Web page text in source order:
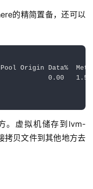
的精简置备，还可以
Origin Data%
43.87g
-wi-
。虚拟机储存到lvm-
拷贝文件到其他地方去